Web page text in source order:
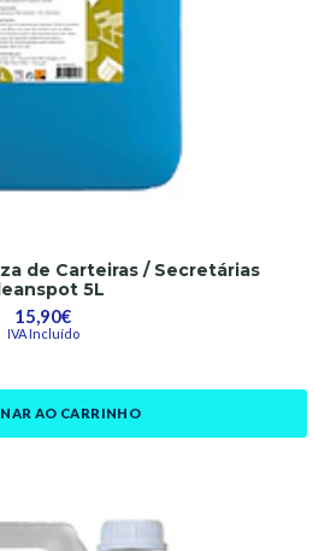
de Carteiras / Secretárias
5L
15,90€
IVA Incluído
AO CARRINHO